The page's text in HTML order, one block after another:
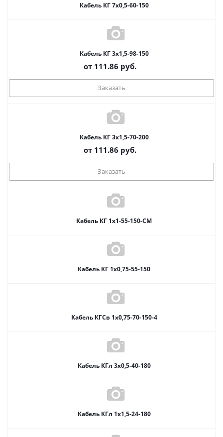
Кабель КГ 7х0,5-60-150
Кабель КГ 3х1,5-98-150
от 111.86 руб.
Заказать
Кабель КГ 3х1,5-70-200
от 111.86 руб.
Заказать
Кабель КГ 1х1-55-150-СМ
Кабель КГ 1х0,75-55-150
Кабель КГСв 1х0,75-70-150-4
Кабель КГл 3х0,5-40-180
Кабель КГл 1х1,5-24-180